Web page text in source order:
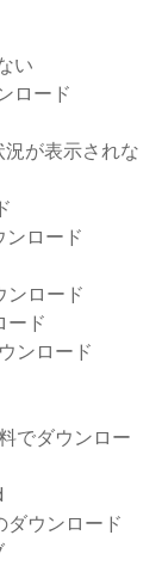
い
ロード
が表示されな
ロード
ンロード
ード
ンロード
でダウンロー
ダウンロード